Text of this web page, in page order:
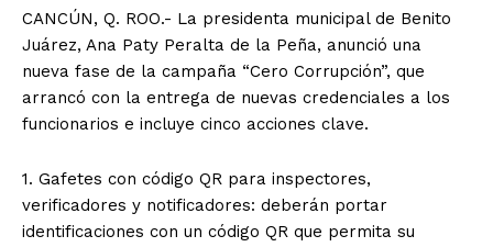
CANCÚN, Q. ROO.- La presidenta municipal de Benito
Juárez, Ana Paty Peralta de la Peña, anunció una
nueva fase de la campaña “Cero Corrupción”, que
arrancó con la entrega de nuevas credenciales a los
funcionarios e incluye cinco acciones clave.
1. Gafetes con código QR para inspectores,
verificadores y notificadores: deberán portar
identificaciones con un código QR que permita su